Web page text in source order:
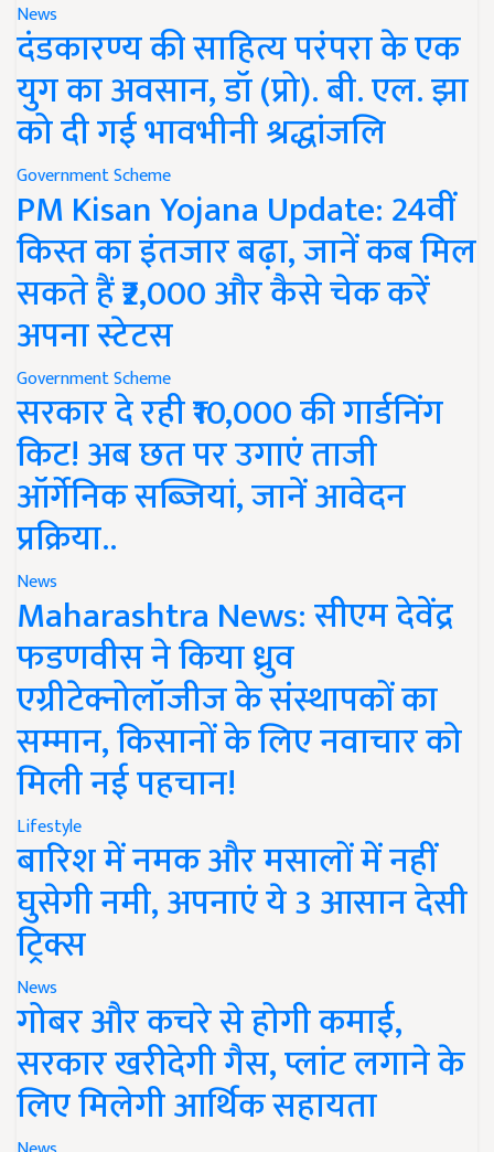
News
दंडकारण्य की साहित्य परंपरा के एक
युग का अवसान, डॉ (प्रो). बी. एल. झा
को दी गई भावभीनी श्रद्धांजलि
Government Scheme
PM Kisan Yojana Update: 24वीं
किस्त का इंतजार बढ़ा, जानें कब मिल
सकते हैं ₹2,000 और कैसे चेक करें
अपना स्टेटस
Government Scheme
सरकार दे रही ₹10,000 की गार्डनिंग
किट! अब छत पर उगाएं ताजी
ऑर्गेनिक सब्जियां, जानें आवेदन
प्रक्रिया..
News
Maharashtra News: सीएम देवेंद्र
फडणवीस ने किया ध्रुव
एग्रीटेक्नोलॉजीज के संस्थापकों का
सम्मान, किसानों के लिए नवाचार को
मिली नई पहचान!
Lifestyle
बारिश में नमक और मसालों में नहीं
घुसेगी नमी, अपनाएं ये 3 आसान देसी
ट्रिक्स
News
गोबर और कचरे से होगी कमाई,
सरकार खरीदेगी गैस, प्लांट लगाने के
लिए मिलेगी आर्थिक सहायता